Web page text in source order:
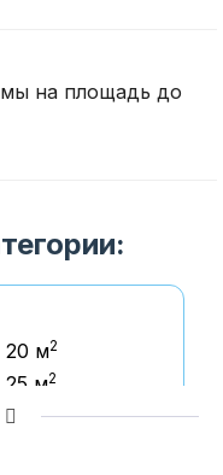
на площадь до
20 м2
25 м2
35 м